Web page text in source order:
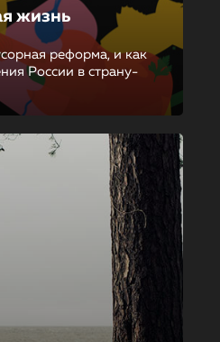
жизнь
реформа, и как
России в страну-